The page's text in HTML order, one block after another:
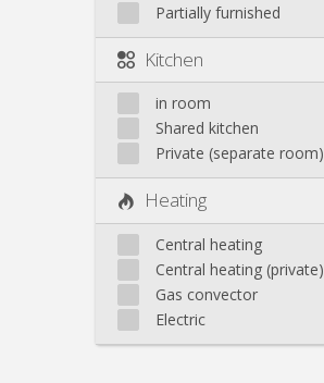
Partially furnished
Kitchen
in room
Shared kitchen
Private (separate room)
Heating
Central heating
Central heating (private)
Gas convector
Electric